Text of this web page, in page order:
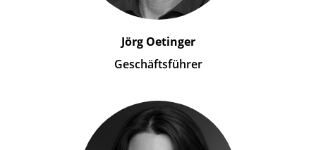
Jörg Oetinger
Geschäftsführer